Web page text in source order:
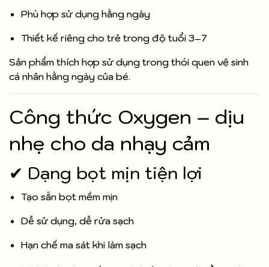
Phù hợp sử dụng hằng ngày
Thiết kế riêng cho trẻ trong độ tuổi 3–7
Sản phẩm thích hợp sử dụng trong thói quen vệ sinh
cá nhân hằng ngày của bé.
Công thức Oxygen – dịu
nhẹ cho da nhạy cảm
✔ Dạng bọt mịn tiện lợi
Tạo sẵn bọt mềm mịn
Dễ sử dụng, dễ rửa sạch
Hạn chế ma sát khi làm sạch